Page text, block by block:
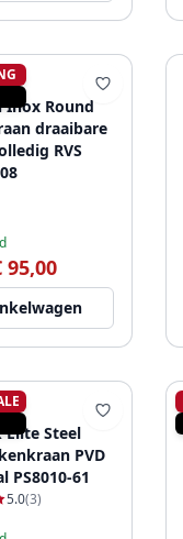
Inox Round
draaibare
RVS
95,00
Elite Steel
PVD
PS8010-61
5.0(3)